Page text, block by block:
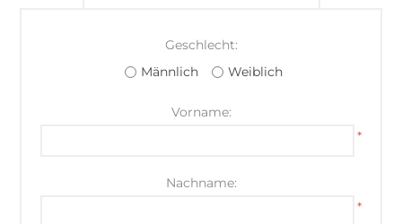
Geschlecht:
Männlich
Weiblich
Vorname:
*
Nachname:
*